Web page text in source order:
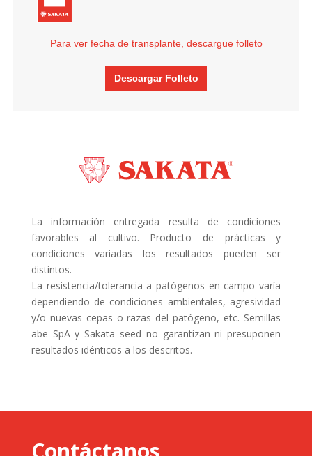
Para ver fecha de transplante, descargue folleto
Descargar Folleto
La información entregada resulta de condiciones
favorables al cultivo. Producto de prácticas y
condiciones variadas los resultados pueden ser
distintos.
La resistencia/tolerancia a patógenos en campo varía
dependiendo de condiciones ambientales, agresividad
y/o nuevas cepas o razas del patógeno, etc. Semillas
abe SpA y Sakata seed no garantizan ni presuponen
resultados idénticos a los descritos.